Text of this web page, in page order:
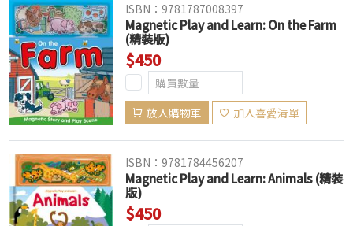
ISBN：9781787008397
Magnetic Play and Learn: On the Farm
(精裝版)
$450
放入購物車 加入喜愛清單
ISBN：9781784456207
Magnetic Play and Learn: Animals (精裝
版)
$450